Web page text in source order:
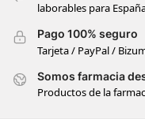
laborables para
Pago 100% seguro
Tarjeta / PayPal /
Somos farmacia
Productos de la